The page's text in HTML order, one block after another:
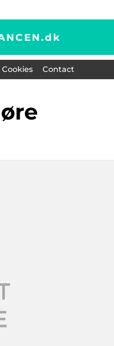
dk
Cookies Contact